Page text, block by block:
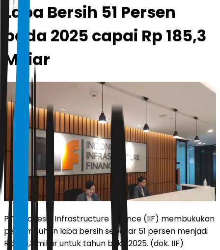
Laba Bersih 51 Persen
pada 2025 capai Rp 185,3
Miliar
PT Indonesia Infrastructure Finance (IIF) membukukan
pertumbuhan laba bersih sebesar 51 persen menjadi
Rp 185,3 miliar untuk tahun buku 2025. (dok. IIF)